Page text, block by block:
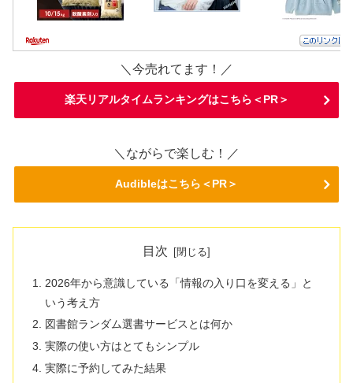
＼今売れてます！／
楽天リアルタイムランキングはこちら＜PR＞
＼ながらで楽しむ！／
Audibleはこちら＜PR＞
目次
2026年から意識している「情報の入り口を変える」と
いう考え方
図書館ランダム選書サービスとは何か
実際の使い方はとてもシンプル
実際に予約してみた結果